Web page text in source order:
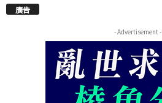
廣告
- Advertisement -